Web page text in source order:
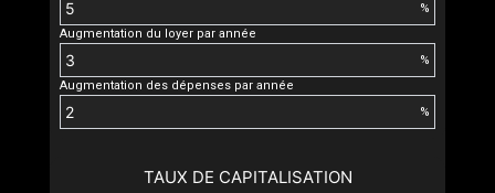
%
Augmentation du loyer par année
%
Augmentation des dépenses par année
%
TAUX DE CAPITALISATION